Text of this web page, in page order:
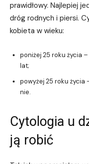
prawidłowy. Najlepiej
dróg rodnych i piersi.
kobieta w wieku:
poniżej 25 roku życia
lat;
powyżej 25 roku życia
nie.
Cytologia u
ją robić